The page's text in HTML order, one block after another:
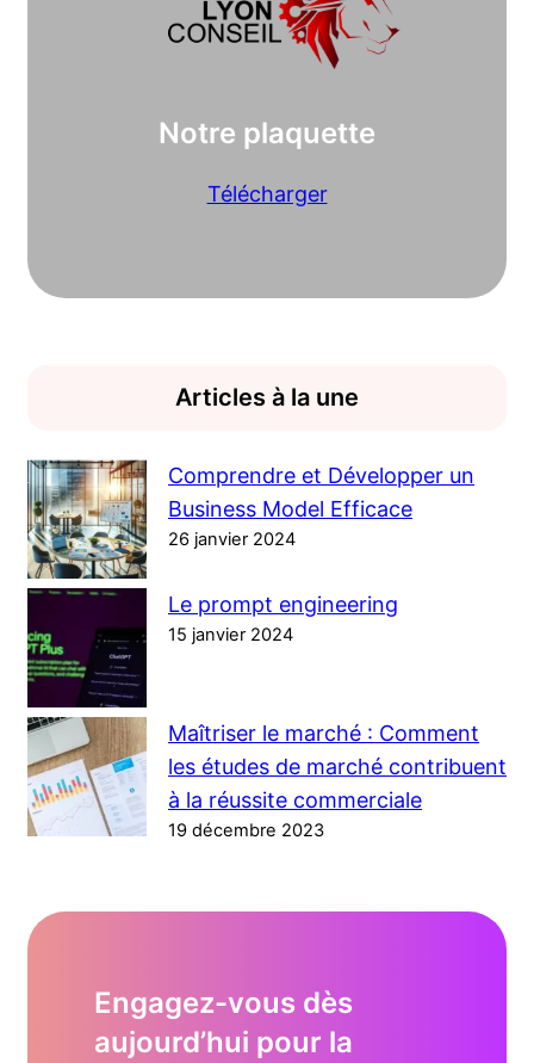
Notre plaquette
Télécharger
Articles à la une
Comprendre et Développer un
Business Model Efficace
26 janvier 2024
Le prompt engineering
15 janvier 2024
Maîtriser le marché : Comment
les études de marché contribuent
à la réussite commerciale
19 décembre 2023
Engagez-vous dès
aujourd’hui pour la